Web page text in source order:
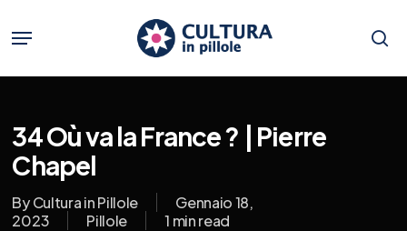
main
content
Menu
34 Où va la France ? | Pierre
Chapel
ByCultura in Pillole
Gennaio 18,
2023
Pillole 1 min read